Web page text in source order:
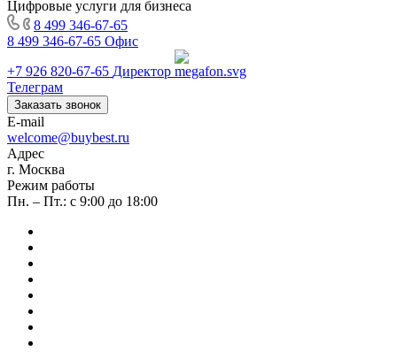
Цифровые услуги для бизнеса
8 499 346-67-65
8 499 346-67-65 Офис
+7 926 820-67-65 Директор
Телеграм
Заказать звонок
E-mail
welcome@buybest.ru
Адрес
г. Москва
Режим работы
Пн. – Пт.: с 9:00 до 18:00